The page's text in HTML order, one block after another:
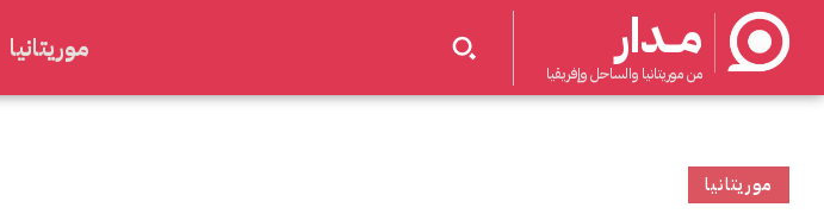
مــدار
من موريتانيا والساحل وإفريقيا
موريتانيا
موريتانيا